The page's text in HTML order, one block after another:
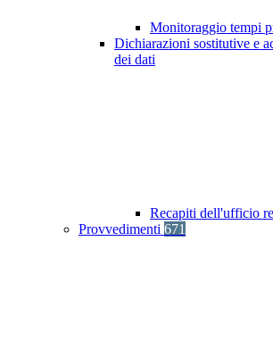
Monitoraggio tempi
Dichiarazioni sostitutive e
dei dati
Recapiti dell'ufficio
Provvedimenti 671